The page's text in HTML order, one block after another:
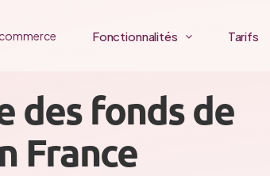
Fonctionnalités Tarifs
des fonds de
France